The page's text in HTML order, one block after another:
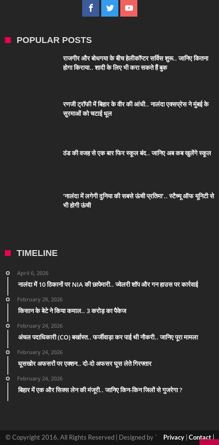
POPULAR POSTS
राजगीर और बोधगया के बीच हेलीकॉप्टर सर्विस शुरू.. जानिए कितना
होगा किराया.. शादी के लिए भी करा सकते हैं बुक
रणजी ट्रॉफी में बिहार के वीर की आंधी.. नालंदा एक्सप्रेस ने मुंबई के
सुरमाओं को चटाई धूल
ठंड की वजह से एक बार फिर स्कूल बंद.. जानिए अब कब खुलेंगे स्कूल
‘नालंदा में लगेगी दुनिया की सबसे ऊंची प्रतिमा’.. स्टैच्यू ऑफ यूनिटी से
भी होगी ऊंची
TIMELINE
April 6, 2026
नालंदा में 10 ठिकानों पर NIA की छापेमारी.. ज्वेलरी शॉप और गन हाउस पर कार्रवाई
February 28, 2026
किसान के बेटे ने किया कमाल.. 3 करोड़ का पैकेज
February 24, 2026
अंचल पदाधिकारी (CO) बर्खास्त.. फर्जीवाड़ा कर पाई थी नौकरी.. जानिए पूरा मामला
February 24, 2026
घूसखोर अफसरों पर एक्शन.. दो-दो अफसर घूस लेते गिरफ्तार
February 24, 2026
बिहार में एक और सिक्स लेन की मंजूरी.. जानिए किन-किन जिलों से गुजरेगा ?
© Copyright 2016, All Rights Reserved | Designed by ` Privacy| Contact |